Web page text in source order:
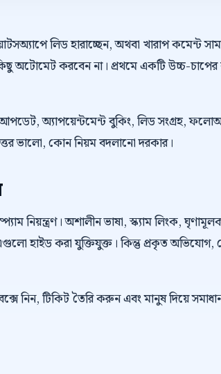
লিড হারাচ্ছেন, অথবা খারাপ কমেন্ট
অটোমেট করবেন না। প্রথমে একটি উচ্চ-চাপের
আপডেট, অ্যাপয়েন্টমেন্ট বুকিং, লিড সংগ্রহ,
ভালো, কোন নিয়ম বদলানো দরকার।
নিয়ন্ত্রণ। অশালীন ভাষা, স্ক্যাম লিংক,
হাইড করা যুক্তিযুক্ত। কিন্তু প্রকৃত অভিযোগ,
নিন, টিকিট তৈরি করুন এবং মানুষ দিয়ে